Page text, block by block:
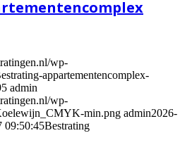
wp-
appartementencomplex-
admin
wp-
min.png admin2026-
09:50:45Bestrating